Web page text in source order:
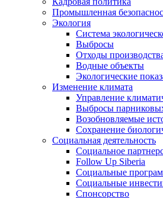
Промышленная
Экология
Система
Выбросы
Отходы
Водные объекты
Экологические
Изменение климата
Управление
Выбросы
Возобновляемые
Сохранение
Социальная деятельность
Социальное
Follow Up Siberia
Социальные
Социальные
Спонсорство